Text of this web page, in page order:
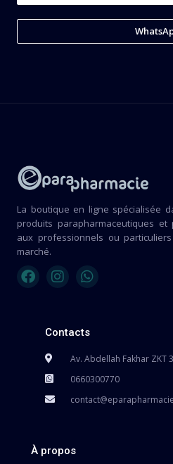
La boutique en ligne spécialisée
produits parapharmaceutiques et
aux professionnels ou
marché.
Contacts
Av. Abdellah Fakhar ZKT
0660300770
À propos